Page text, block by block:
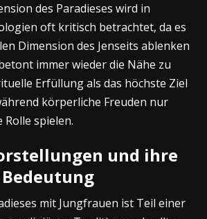
des Paradieses wird in
oft kritisch betrachtet, da es
Dimension des Jenseits ablenken
immer wieder die Nähe zu
Erfüllung als das höchste Ziel
körperliche Freuden nur
Rolle spielen.
und ihre
mit Jungfrauen ist Teil einer